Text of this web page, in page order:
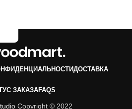
ДОСТАВКА
ЗАКАЗАFAQS
Copyright © 2022